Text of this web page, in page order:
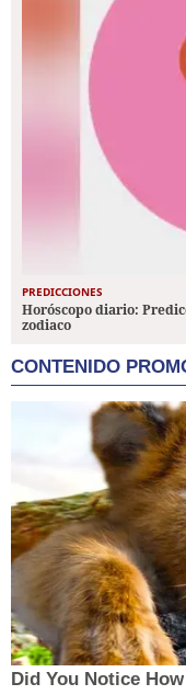
PREDICCIONES
Horóscopo diario:
zodiaco
CONTENIDO
Did You Notice